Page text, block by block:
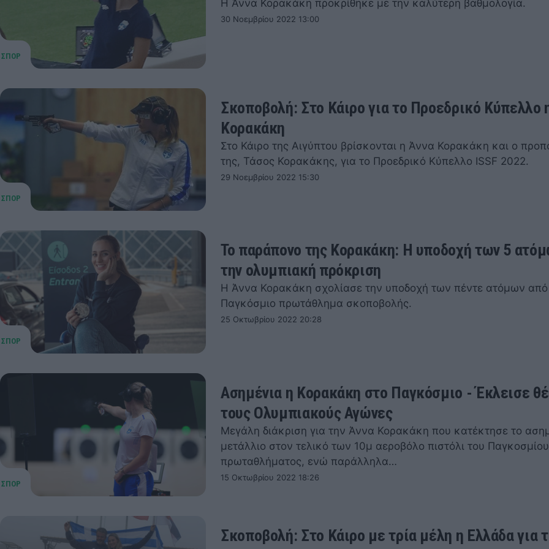
Η Άννα Κορακάκη προκρίθηκε με την καλύτερη βαθμολογία.
30 Νοεμβρίου 2022 13:00
Σκοποβολή: Στο Κάιρο για το Προεδρικό Κύπελλο
Κορακάκη
Στο Κάιρο της Αιγύπτου βρίσκονται η Άννα Κορακάκη και ο
της, Τάσος Κορακάκης, για το Προεδρικό Κύπελλο ISSF 2022.
29 Νοεμβρίου 2022 15:30
Το παράπονο της Κορακάκη: Η υποδοχή των 5
την ολυμπιακή πρόκριση
Η Άννα Κορακάκη σχολίασε την υποδοχή των πέντε ατόμων από
Παγκόσμιο πρωτάθλημα σκοποβολής.
25 Οκτωβρίου 2022 20:28
Ασημένια η Κορακάκη στο Παγκόσμιο - Έκλεισε
τους Ολυμπιακούς Αγώνες
Μεγάλη διάκριση για την Άννα Κορακάκη που κατέκτησε το
μετάλλιο στον τελικό των 10μ αεροβόλο πιστόλι του Παγκοσμίου
πρωταθλήματος, ενώ παράλληλα…
15 Οκτωβρίου 2022 18:26
Σκοποβολή: Στο Κάιρο με τρία μέλη η Ελλάδα για